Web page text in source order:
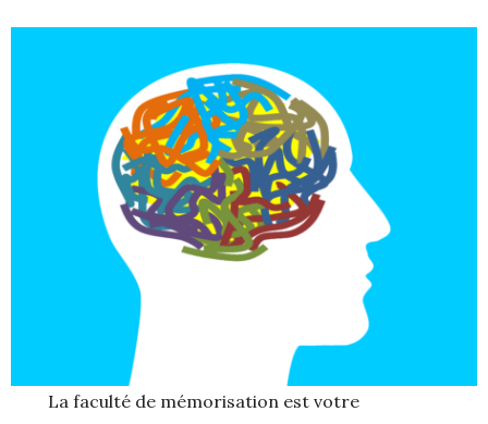
La faculté de mémorisation est votre